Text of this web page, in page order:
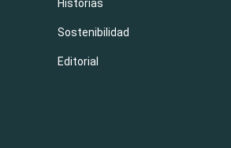
Historias
Sostenibilidad
Editorial